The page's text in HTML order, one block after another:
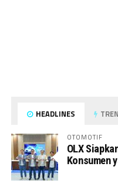
HEADLINES
OTOMOTIF
OLX
Konsumen